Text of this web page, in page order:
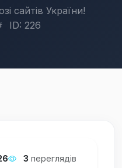
сайтів України!
ID: 226
3 переглядів